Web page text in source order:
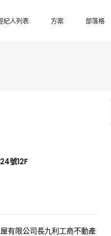
紀人列表 方案 部落格
號12F
有限公司長九利工商不動產